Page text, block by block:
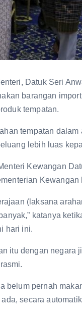
Datuk Seri
barangan
tempatan.
tempatan
lebih luas
Kewangan
Kewangan
(laksana
katanya
hari ini.
itu dengan negara
belum pernah
secara